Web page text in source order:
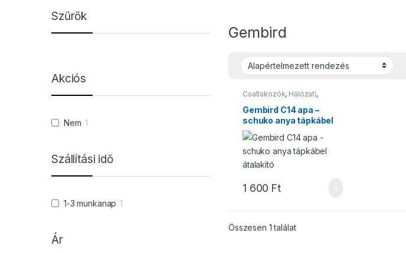
Gembird
Csatlakozók, Hálózati,
Gembird C14 apa –
schuko anya tápkábel
átalakító
Elérhető
1 600 Ft
Összesen 1 találat
Szűrők
Akciós
Nem 1
Szállítási idő
1-3 munkanap 1
Ár